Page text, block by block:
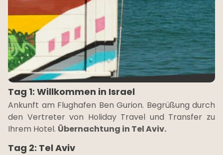
Tag 1: Willkommen in Israel
Ankunft am Flughafen Ben Gurion. Begrüßung durch
den Vertreter von Holiday Travel und Transfer zu
Ihrem Hotel. Übernachtung in Tel Aviv.
Tag 2: Tel Aviv